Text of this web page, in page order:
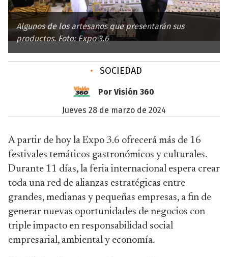
Algunos de los artesanos que presentarán sus
productos. Foto: Expo 3.6
• SOCIEDAD
Por Visión 360
jueves 28 de marzo de 2024
A partir de hoy la Expo 3.6 ofrecerá más de 16
festivales temáticos gastronómicos y culturales.
Durante 11 días, la feria internacional espera crear
toda una red de alianzas estratégicas entre
grandes, medianas y pequeñas empresas, a fin de
generar nuevas oportunidades de negocios con
triple impacto en responsabilidad social
empresarial, ambiental y economía.